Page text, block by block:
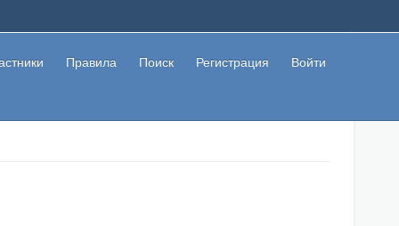
Правила Поиск Регистрация Войти